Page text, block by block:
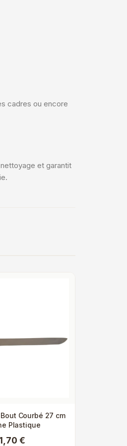
cadres ou encore
et garantit
Courbé 27 cm
Plastique
€